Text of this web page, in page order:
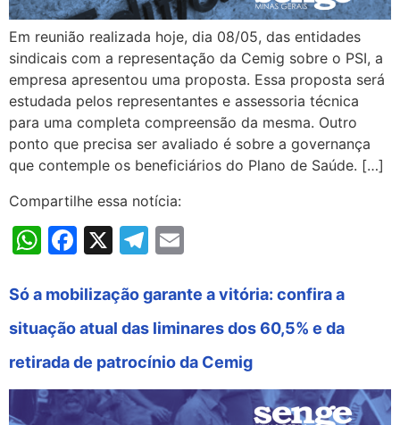
Em reunião realizada hoje, dia 08/05, das entidades
sindicais com a representação da Cemig sobre o PSI, a
empresa apresentou uma proposta. Essa proposta será
estudada pelos representantes e assessoria técnica
para uma completa compreensão da mesma. Outro
ponto que precisa ser avaliado é sobre a governança
que contemple os beneficiários do Plano de Saúde. […]
Compartilhe essa notícia:
WhatsApp
Facebook
X Telegram
Só a mobilização garante a vitória: confira a
situação atual das liminares dos 60,5% e da
retirada de patrocínio da Cemig